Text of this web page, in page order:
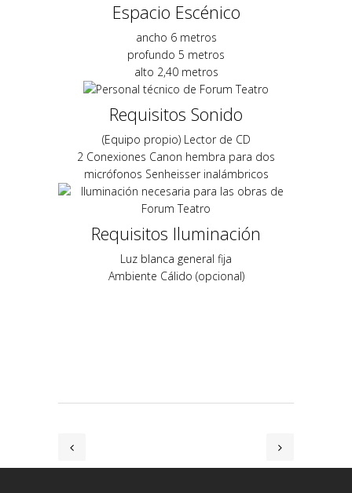
Espacio Escénico
ancho 6 metros
profundo 5 metros
alto 2,40 metros
Requisitos Sonido
(Equipo propio) Lector de CD
2 Conexiones Canon hembra para dos
micrófonos Senheisser inalámbricos
Requisitos Iluminación
Luz blanca general fija
Ambiente Cálido (opcional)